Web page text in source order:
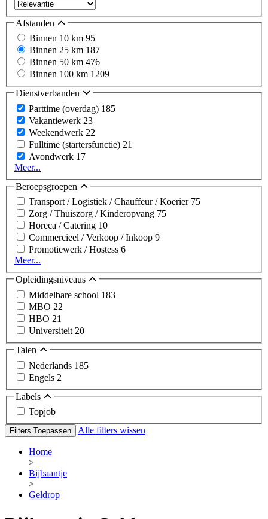
Afstanden
Binnen 10 km 95
Binnen 25 km 187
Binnen 50 km 476
Binnen 100 km 1209
Dienstverbanden
Parttime (overdag) 185
Vakantiewerk 23
Weekendwerk 22
Fulltime (startersfunctie) 21
Avondwerk 17
Meer...
Beroepsgroepen
Transport / Logistiek / Chauffeur / Koerier 75
Zorg / Thuiszorg / Kinderopvang 75
Horeca / Catering 10
Commercieel / Verkoop / Inkoop 9
Promotiewerk / Hostess 6
Meer...
Opleidingsniveaus
Middelbare school 183
MBO 22
HBO 21
Universiteit 20
Talen
Nederlands 185
Engels 2
Labels
Topjob
Filters Toepassen Alle filters wissen
Home
>
Bijbaantje
>
Geldrop